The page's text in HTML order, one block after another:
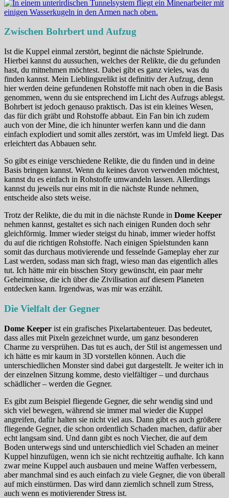
Zwischen Bohrbert und Aufzug
Ist die Kuppel einmal zerstört, beginnt die nächste Spielrunde.
Hierbei kannst du aussuchen, welches der Relikte, die du gefunden
hast, du mitnehmen möchtest. Dabei gibt es ganz vieles, was du
finden kannst. Mein Lieblingsrelikt ist definitiv der Aufzug, denn
hier werden deine gefundenen Rohstoffe mit nach oben in die Basis
genommen, wenn du sie entsprechend im Licht des Aufzugs ablegst.
Bohrbert ist jedoch genauso praktisch. Das ist ein kleines Wesen,
das für dich gräbt und Rohstoffe abbaut. Ein Fan bin ich zudem
auch von der Mine, die ich hinunter werfen kann und die dann
einfach explodiert und somit alles zerstört, was im Umfeld liegt. Das
erleichtert das Abbauen sehr.
So gibt es einige verschiedene Relikte, die du finden und in deine
Basis bringen kannst. Wenn du keines davon verwenden möchtest,
kannst du es einfach in Rohstoffe umwandeln lassen. Allerdings
kannst du jeweils nur eins mit in die nächste Runde nehmen,
entscheide also stets weise.
Trotz der Relikte, die du mit in die nächste Runde in Dome Keeper
nehmen kannst, gestaltet es sich nach einigen Runden doch sehr
gleichförmig. Immer wieder steigst du hinab, immer wieder hoffst
du auf die richtigen Rohstoffe. Nach einigen Spielstunden kann
somit das durchaus motivierende und fesselnde Gameplay eher zur
Last werden, sodass man sich fragt, wieso man das eigentlich alles
tut. Ich hätte mir ein bisschen Story gewünscht, ein paar mehr
Geheimnisse, die ich über die Zivilisation auf diesem Planeten
entdecken kann. Irgendwas, was mir was erzählt.
Die Vielfalt der Gegner
Dome Keeper ist ein grafisches Pixelartabenteuer. Das bedeutet,
dass alles mit Pixeln gezeichnet wurde, um ganz besonderen
Charme zu versprühen. Das tut es auch, der Stil ist angemessen und
ich hätte es mir kaum in 3D vorstellen können. Auch die
unterschiedlichen Monster sind dabei gut dargestellt. Je weiter ich in
der einzelnen Sitzung komme, desto vielfältiger – und durchaus
schädlicher – werden die Gegner.
Es gibt zum Beispiel fliegende Gegner, die sehr wendig sind und
sich viel bewegen, während sie immer mal wieder die Kuppel
angreifen, dafür halten sie nicht viel aus. Dann gibt es auch größere
fliegende Gegner, die schon ordentlich Schaden machen, dafür aber
echt langsam sind. Und dann gibt es noch Viecher, die auf dem
Boden unterwegs sind und unterschiedlich viel Schaden an meiner
Kuppel hinzufügen, wenn ich sie nicht rechtzeitig aufhalte. Ich kann
zwar meine Kuppel auch ausbauen und meine Waffen verbessern,
aber manchmal sind es auch einfach zu viele Gegner, die von überall
auf mich einstürmen. Das wird dann ziemlich schnell zum Stress,
auch wenn es motivierender Stress ist.